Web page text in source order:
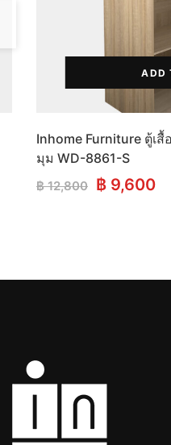
ADD
Inhome Furniture ตู้เสื้
มุม WD-8861-S
฿12,800 Original
฿ 9,600